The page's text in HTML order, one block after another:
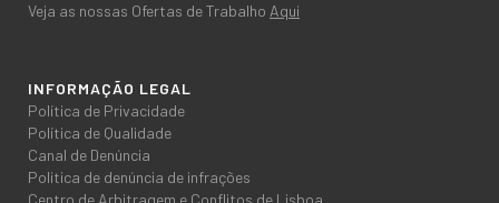
Veja as nossas Ofertas de Trabalho Aqui
INFORMAÇÃO LEGAL
Política de Privacidade
Política de Qualidade
Canal de Denúncia
Politica de denúncia de infrações